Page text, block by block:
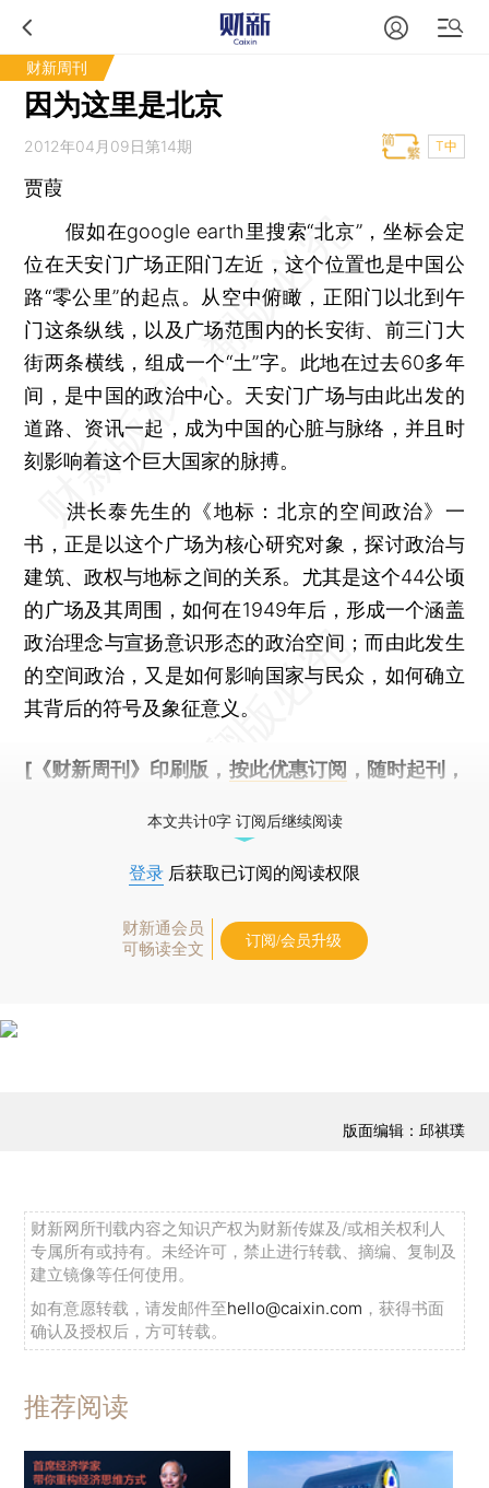
财新周刊
因为这里是北京
2012年04月09日第14期 T中
贾葭
假如在google earth里搜索“北京”，坐标会定
位在天安门广场正阳门左近，这个位置也是中国公
路“零公里”的起点。从空中俯瞰，正阳门以北到午
门这条纵线，以及广场范围内的长安街、前三门大
街两条横线，组成一个“土”字。此地在过去60多年
间，是中国的政治中心。天安门广场与由此出发的
道路、资讯一起，成为中国的心脏与脉络，并且时
刻影响着这个巨大国家的脉搏。
洪长泰先生的《地标：北京的空间政治》一
书，正是以这个广场为核心研究对象，探讨政治与
建筑、政权与地标之间的关系。尤其是这个44公顷
的广场及其周围，如何在1949年后，形成一个涵盖
政治理念与宣扬意识形态的政治空间；而由此发生
的空间政治，又是如何影响国家与民众，如何确立
其背后的符号及象征意义。
[《财新周刊》印刷版， 按此优惠订阅 ，随时起刊，
本文共计0字 订阅后继续阅读
登录 后获取已订阅的阅读权限
财新通会员
可畅读全文
订阅/会员升级
版面编辑：邱祺璞
财新网所刊载内容之知识产权为财新传媒及/或相关权利人
专属所有或持有。未经许可，禁止进行转载、摘编、复制及
建立镜像等任何使用。
如有意愿转载，请发邮件至hello@caixin.com ，获得书面
确认及授权后，方可转载。
推荐阅读